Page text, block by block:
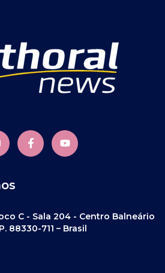
C - Sala 204 - Centro Balneário
88330-711 – Brasil